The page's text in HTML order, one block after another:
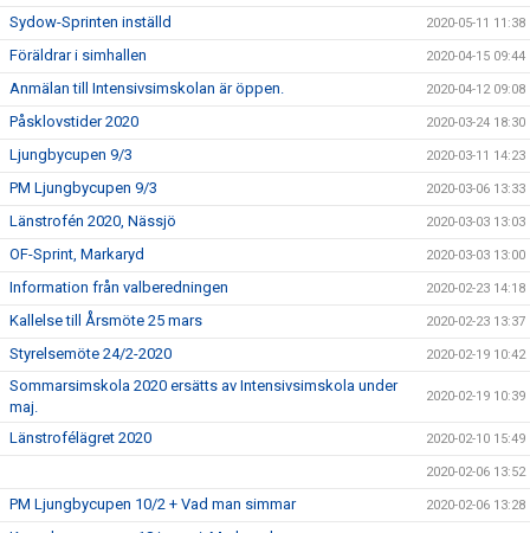
Sydow-Sprinten inställd 2020-05-11 11:38
Föräldrar i simhallen 2020-04-15 09:44
Anmälan till Intensivsimskolan är öppen. 2020-04-12 09:08
Påsklovstider 2020 2020-03-24 18:30
Ljungbycupen 9/3 2020-03-11 14:23
PM Ljungbycupen 9/3 2020-03-06 13:33
Länstrofén 2020, Nässjö 2020-03-03 13:03
OF-Sprint, Markaryd 2020-03-03 13:00
Information från valberedningen 2020-02-23 14:18
Kallelse till Årsmöte 25 mars 2020-02-23 13:37
Styrelsemöte 24/2-2020 2020-02-19 10:42
Sommarsimskola 2020 ersätts av Intensivsimskola under
maj.
2020-02-19 10:39
Länstrofélägret 2020 2020-02-10 15:49
2020-02-06 13:52
PM Ljungbycupen 10/2 + Vad man simmar 2020-02-06 13:28